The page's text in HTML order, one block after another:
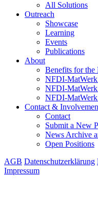
All Solutions
Outreach
Showcase
Learning
Events
Publications
About
Benefits for
NFDI-MatWerk
NFDI-
NFDI-
Contact &
Contact
Submit a New
News Archive
Open Positions
AGB Datenschutzerklärung
Impressum